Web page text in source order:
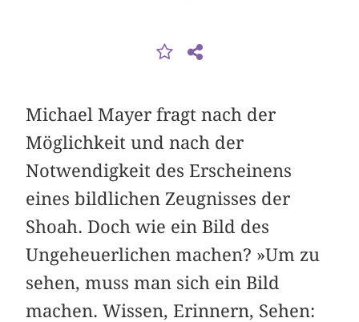
Michael Mayer fragt nach der
Möglichkeit und nach der
Notwendigkeit des Erscheinens
eines bildlichen Zeugnisses der
Shoah. Doch wie ein Bild des
Ungeheuerlichen machen? »Um zu
sehen, muss man sich ein Bild
machen. Wissen, Erinnern, Sehen: